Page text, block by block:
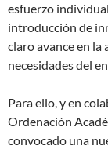
esfuerzo
introducción de
claro avance en la
necesidades del
Para ello, y en
Ordenación
convocado una